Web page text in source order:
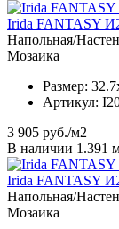
Irida FANTASY
Напольная/
Мозаика
Размер:
Артикул:
3 905 руб./м2
В наличии 1.391
Irida FANTASY
Напольная/
Мозаика